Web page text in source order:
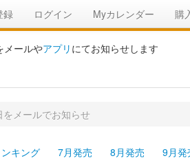
録 ログイン Myカレンダー 購
メールやアプリ にてお知らせします
メールでお知らせ
キング 7月発売 8月発売 9月発